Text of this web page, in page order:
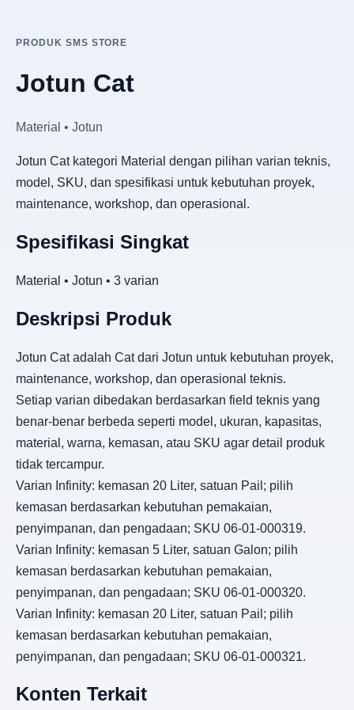
PRODUK SMS STORE
Jotun Cat
Material • Jotun
Jotun Cat kategori Material dengan pilihan varian teknis,
model, SKU, dan spesifikasi untuk kebutuhan proyek,
maintenance, workshop, dan operasional.
Spesifikasi Singkat
Material • Jotun • 3 varian
Deskripsi Produk
Jotun Cat adalah Cat dari Jotun untuk kebutuhan proyek,
maintenance, workshop, dan operasional teknis.
Setiap varian dibedakan berdasarkan field teknis yang
benar-benar berbeda seperti model, ukuran, kapasitas,
material, warna, kemasan, atau SKU agar detail produk
tidak tercampur.
Varian Infinity: kemasan 20 Liter, satuan Pail; pilih
kemasan berdasarkan kebutuhan pemakaian,
penyimpanan, dan pengadaan; SKU 06-01-000319.
Varian Infinity: kemasan 5 Liter, satuan Galon; pilih
kemasan berdasarkan kebutuhan pemakaian,
penyimpanan, dan pengadaan; SKU 06-01-000320.
Varian Infinity: kemasan 20 Liter, satuan Pail; pilih
kemasan berdasarkan kebutuhan pemakaian,
penyimpanan, dan pengadaan; SKU 06-01-000321.
Konten Terkait